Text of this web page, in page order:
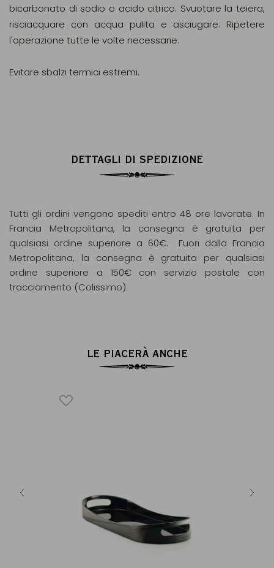
bicarbonato di sodio o acido citrico. Svuotare la teiera,
risciacquare con acqua pulita e asciugare. Ripetere
l'operazione tutte le volte necessarie.
Evitare sbalzi termici estremi.
DETTAGLI DI SPEDIZIONE
Tutti gli ordini vengono spediti entro 48 ore lavorate. In
Francia Metropolitana, la consegna è gratuita per
qualsiasi ordine superiore a 60€. Fuori dalla Francia
Metropolitana, la consegna è gratuita per qualsiasi
ordine superiore a 150€ con servizio postale con
tracciamento (Colissimo).
LE PIACERÀ ANCHE